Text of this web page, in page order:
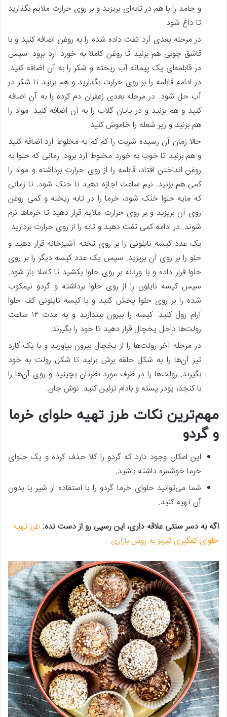
و جامد را با هم در تابه‌ای بریزید و بر روی حرارت ملایم بگذارید
تا داغ شود.
در مرحله بعدی آرد تفت داده شده را به روغن اضافه کنید و با
قاشق چوبی هم بزنید تا روغن کاملا به خورد آرد برود. سپس
در قابلمه‌ای یک پیمانه آب ریخته و شکر را به آن اضافه کنید.
در ادامه قابلمه را بر روی حرارت بگذارید و هم بزنید تا شکر در
آب حل شود. در مرحله بعدی زعفران دم کرده را به آن اضافه
کنید و هم بزنید و در پایان گلاب را به آن اضافه کنید. مواد را
هم بزنید و زیر شعله را خاموش کنید.
حالا زمان آن رسیده شربت را کم کم به مخلوط آرد اضافه کنید
و هم بزنید تا خوب به خورد مخلوط آرد برود. زمانی که حلوا به
روغن انداختن افتاد، قابلمه را از روی حرارت برداشته و مواد را
کمی هم بزنید. نیم ساعت اجازه دهید تا خنک شود. تا زمانی
که مایه حلوا خنک شود، خرما را در تابه ریخته و کمی روغن
روی آن بریزید و بر روی حرارت ملایم قرار دهید تا خرما‌ها نرم
شوند. در ادامه کمی تفت دهید و تابه را از روی حرارت بردارید.
یک عدد کیسه نایلونی را بر روی تخته آشپزخانه قرار دهید و
حلو را بر روی آن بریزید. سپس یک عدد کیسه دیگر را بر روی
حلوا قرار داده و با وردنه بر روی حلوا بکشید تا کاملا باز شود.
سپس کیسه نایلون را از روی حلوا برداشته و گردو نیمکوب
شده را بر روی حلوا پخش کنید و با کیسه نایلونی کف حلوا
آرام رول کنید. کیسه را بیرون بیندازید و به مدت ۱۲ ساعت
رولت‌ها داخل یخچال قرار دهید تا خود را بگیرند.
در مرحله آخر رولت‌ها را از یخچال بیرون بیاورید و با یک کارد
تیز آن‌ها را به شکل حلقه برش بزنید تا شکل رولت به خود
بگیرند. رولت‌ها را در ظرف مورد نظرتان بچینید و روی آن‌ها را
با کنجد، پودر پسته و بادام تزئین کنید. نوش جان.
مهم‌ترین نکات طرز تهیه حلوای خرما
و گردو
این امکان وجود دارد که گردو را کلا حذف کرده و یک حلوای
خرما خوشمزه داشته باشید.
شما می‌توانید حلوای خرما گردو را با استفاده از شیر یا بدون
آن تهیه کنید.
اگه به دسر سنتی علاقه داری، این رسپی رو از دست نده: طرز تهیه
حلوای کفگیری تبریز به روش بازاری